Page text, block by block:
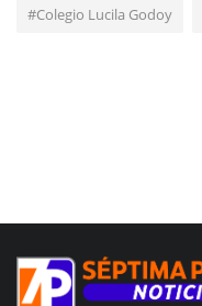
#Colegio Lucila Godoy